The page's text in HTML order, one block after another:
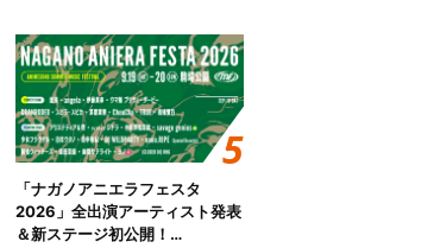
「ナガノアニエラフェスタ
2026」全出演アーティスト発表
＆新ステージ初公開！